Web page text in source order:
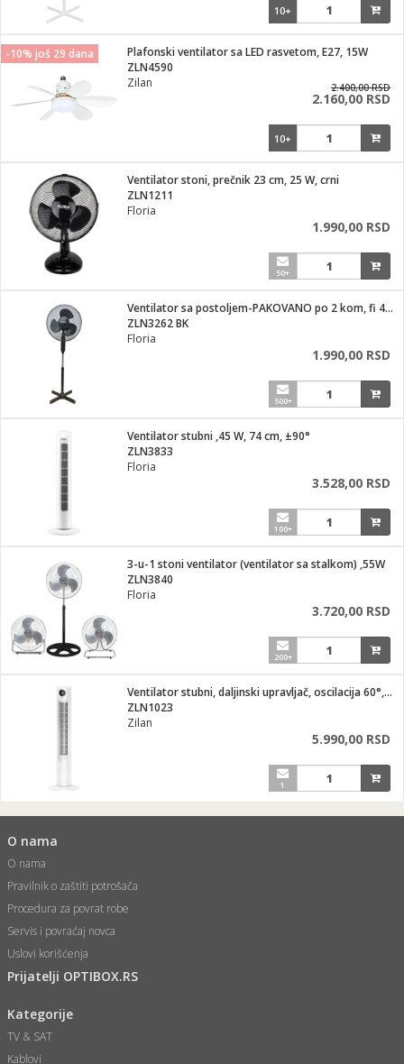
10+
-10% još 29 dana
Plafonski ventilator sa LED rasvetom, E27, 15W
ZLN4590
Zilan
2.400,00 RSD
2.160,00 RSD
10+
Ventilator stoni, prečnik 23 cm, 25 W, crni
ZLN1211
Floria
1.990,00 RSD
50+
Ventilator sa postoljem-PAKOVANO po 2 kom, fi 40 cm, 40 W
ZLN3262 BK
Floria
1.990,00 RSD
500+
Ventilator stubni ,45 W, 74 cm, ±90°
ZLN3833
Floria
3.528,00 RSD
100+
3-u-1 stoni ventilator (ventilator sa stalkom) ,55W
ZLN3840
Floria
3.720,00 RSD
200+
Ventilator stubni, daljinski upravljač, oscilacija 60°, 60W
ZLN1023
Zilan
5.990,00 RSD
1
O nama
O nama
Pravilnik o zaštiti potrošača
Procedura za povrat robe
Servis i povraćaj novca
Uslovi korišćenja
Prijatelji OPTIBOX.RS
Kategorije
TV & SAT
Kablovi